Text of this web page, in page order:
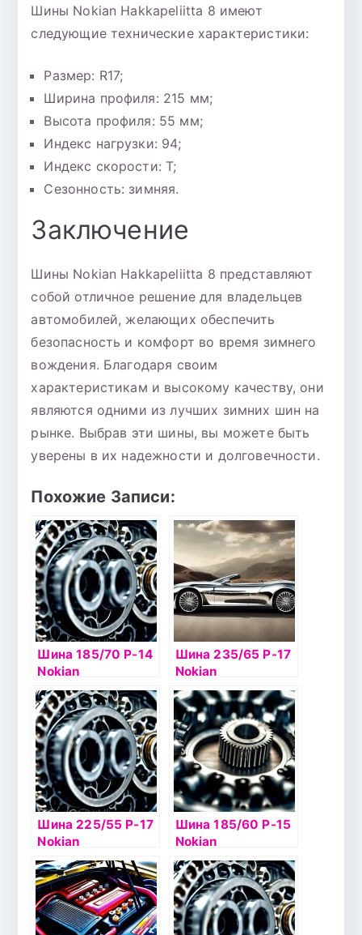
Шины Nokian Hakkapeliitta 8 имеют
следующие технические характеристики:
Размер: R17;
Ширина профиля: 215 мм;
Высота профиля: 55 мм;
Индекс нагрузки: 94;
Индекс скорости: T;
Сезонность: зимняя.
Заключение
Шины Nokian Hakkapeliitta 8 представляют
собой отличное решение для владельцев
автомобилей, желающих обеспечить
безопасность и комфорт во время зимнего
вождения. Благодаря своим
характеристикам и высокому качеству, они
являются одними из лучших зимних шин на
рынке. Выбрав эти шины, вы можете быть
уверены в их надежности и долговечности.
Похожие Записи:
Шина 185/70 Р-14
Nokian
Hakkapelitta 8 92T
б/к шип
Шина 235/65 Р-17
Nokian
Hakkapelitta R2
SUV 108R б/к
Шина 225/55 Р-17
Nokian
Hakkapelitta 8
101T б/к шип
Шина 185/60 Р-15
Nokian
Hakkapelitta 7 88Т
б/к шип